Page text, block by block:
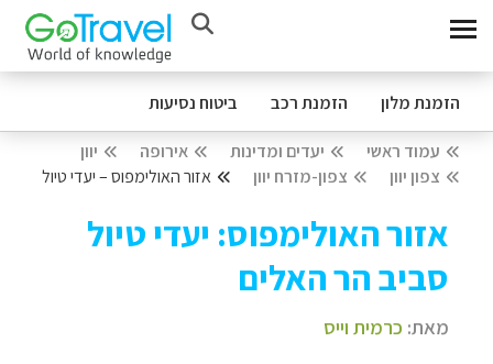
הזמנת מלון הזמנת רכב ביטוח נסיעות
עמוד ראשי יעדים ומדינות אירופה
יוון
צפון יוון
צפון-מזרח יוון אזור האולימפוס – יעדי טיול
אזור האולימפוס: יעדי טיול
סביב הר האלים
מאת: כרמית וייס